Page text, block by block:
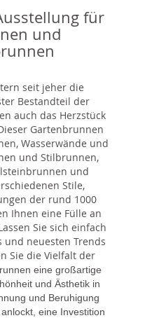
für
und
seit jeher die
Bestandteil der
auch das Herzstück
Gartenbrunnen
Wasserwände und
und Stilbrunnen,
und
Stile,
der rund 1000
Ihnen eine Fülle an
Sie sich einfach
und neuesten Trends
Sie die Vielfalt der
eine großartige
und Ästhetik in
und Beruhigung
eine Investition